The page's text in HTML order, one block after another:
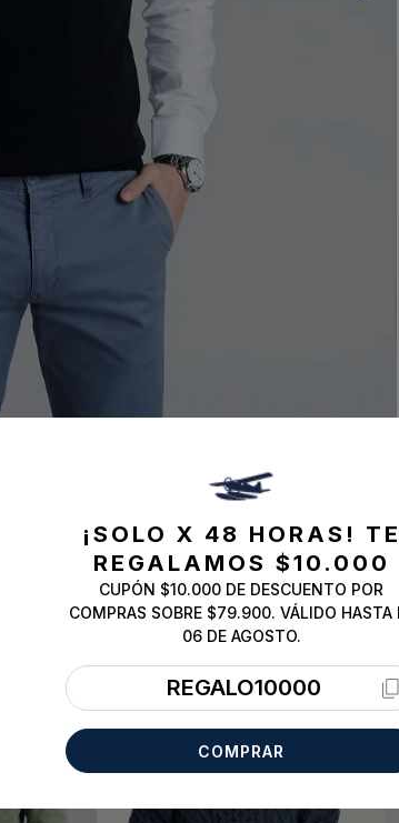
¡SOLO X 48 HORAS! TE
REGALAMOS $10.000
CUPÓN $10.000 DE DESCUENTO POR
COMPRAS SOBRE $79.900. VÁLIDO HASTA
06 DE AGOSTO.
REGALO10000
COMPRAR